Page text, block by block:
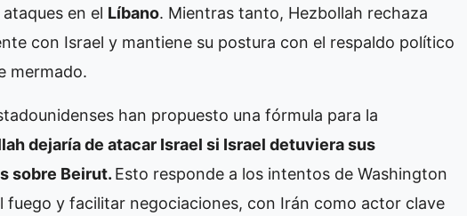
en el Líbano. Mientras tanto, Hezbollah rechaza
con Israel y mantiene su postura con el respaldo político
mermado.
han propuesto una fórmula para la
dejaría de atacar Israel si Israel detuviera sus
sobre Beirut. Esto responde a los intentos de Washington
fuego y facilitar negociaciones, con Irán como actor clave